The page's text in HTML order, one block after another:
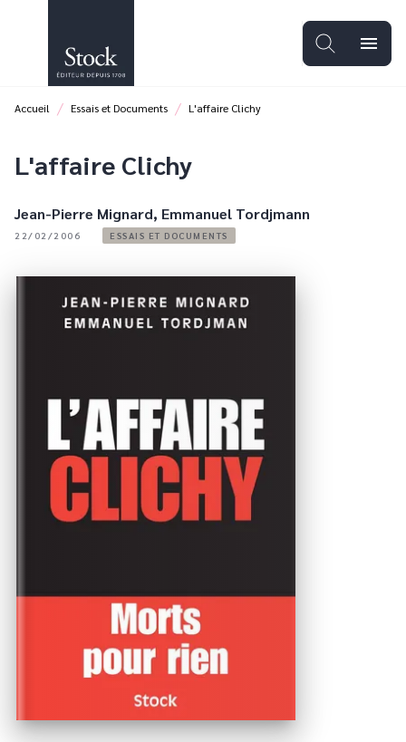
PIED DE PAGE
menu
Accueil / Essais et Documents / L'affaire Clichy
L'affaire Clichy
Jean-Pierre Mignard, Emmanuel Tordjmann
22/02/2006 ESSAIS ET DOCUMENTS